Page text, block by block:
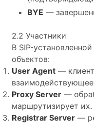
BYE —
2.2 Участники
В SIP-
объектов:
User Agent —
Proxy Server —
маршрутизирует их.
Registrar Server —